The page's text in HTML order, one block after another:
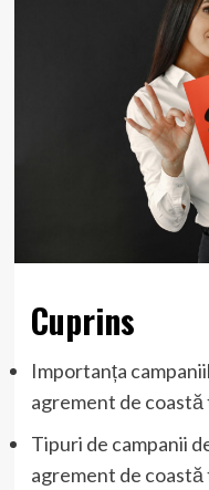
Cuprins
Importanța
agrement de
Tipuri de campanii
agrement de